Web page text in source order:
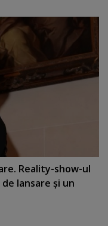
Reality-show-ul
de lansare şi un